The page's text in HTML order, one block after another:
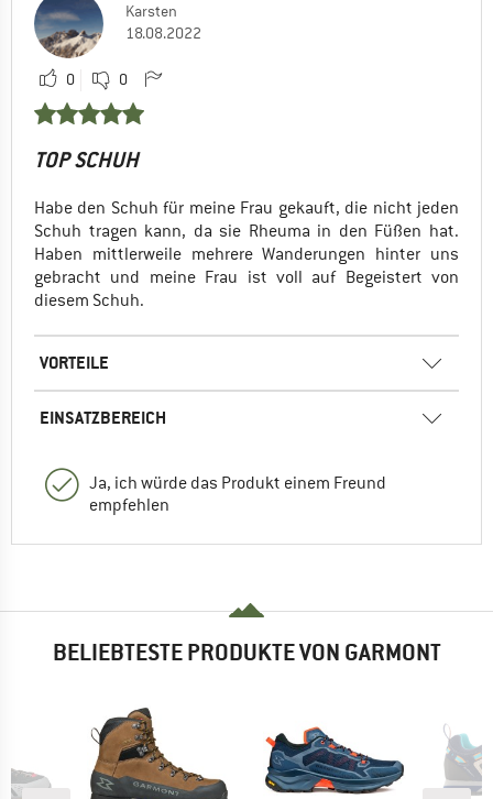
Karsten
18.08.2022
0 0
TOP SCHUH
Habe den Schuh für meine Frau gekauft, die nicht jeden
Schuh tragen kann, da sie Rheuma in den Füßen hat.
Haben mittlerweile mehrere Wanderungen hinter uns
gebracht und meine Frau ist voll auf Begeistert von
diesem Schuh.
VORTEILE
EINSATZBEREICH
Ja, ich würde das Produkt einem Freund
empfehlen
BELIEBTESTE PRODUKTE VON GARMONT